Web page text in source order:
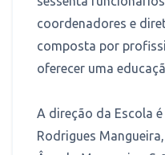
coordenadores e
composta por
oferecer uma
A direção da Escola
Rodrigues